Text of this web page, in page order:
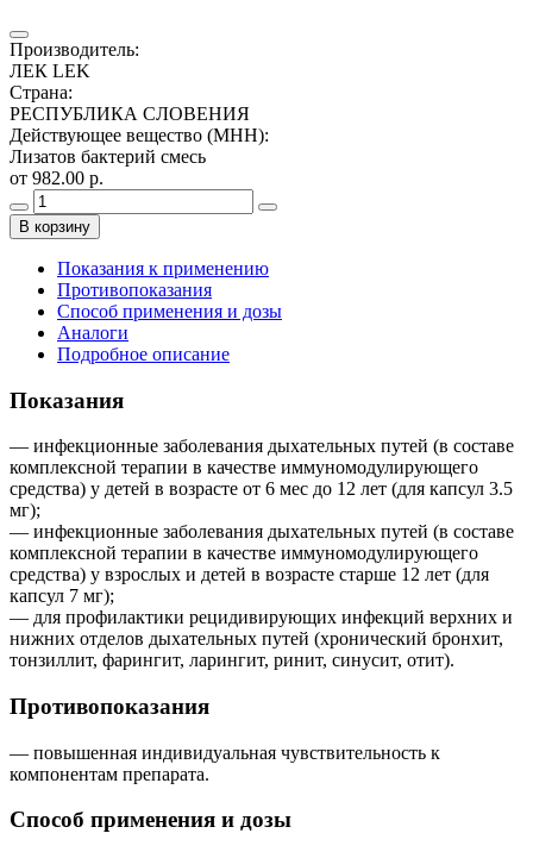
Производитель:
ЛЕК LEK
Страна:
РЕСПУБЛИКА СЛОВЕНИЯ
Действующее вещество (МНН):
Лизатов бактерий смесь
от 982.00 р.
В корзину
Показания к применению
Противопоказания
Способ применения и дозы
Аналоги
Подробное описание
Показания
— инфекционные заболевания дыхательных путей (в составе
комплексной терапии в качестве иммуномодулирующего
средства) у детей в возрасте от 6 мес до 12 лет (для капсул 3.5
мг);
— инфекционные заболевания дыхательных путей (в составе
комплексной терапии в качестве иммуномодулирующего
средства) у взрослых и детей в возрасте старше 12 лет (для
капсул 7 мг);
— для профилактики рецидивирующих инфекций верхних и
нижних отделов дыхательных путей (хронический бронхит,
тонзиллит, фарингит, ларингит, ринит, синусит, отит).
Противопоказания
— повышенная индивидуальная чувствительность к
компонентам препарата.
Способ применения и дозы